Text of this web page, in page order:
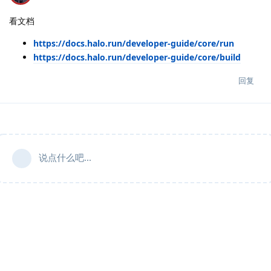
看文档
https://docs.halo.run/developer-guide/core/run
https://docs.halo.run/developer-guide/core/build
回复
说点什么吧...